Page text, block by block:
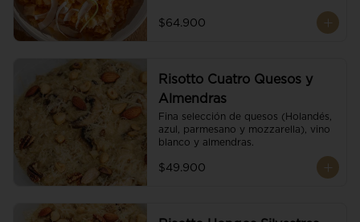
$64.900
Risotto Cuatro Quesos y
Almendras
Fina selección de quesos (Holandés,
azul, parmesano y mozzarella), vino
blanco y almendras.
$49.900